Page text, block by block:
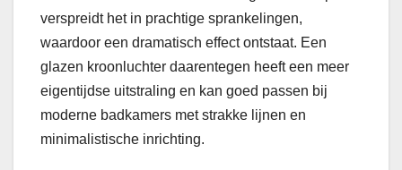
verspreidt het in prachtige sprankelingen,
waardoor een dramatisch effect ontstaat. Een
glazen kroonluchter daarentegen heeft een meer
eigentijdse uitstraling en kan goed passen bij
moderne badkamers met strakke lijnen en
minimalistische inrichting.